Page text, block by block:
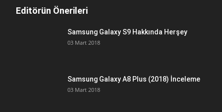
Editörün Önerileri
Samsung Galaxy S9 Hakkında Herşey
03 Mart 2018
Samsung Galaxy A8 Plus (2018) İnceleme
03 Mart 2018